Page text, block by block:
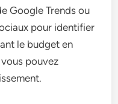
Google Trends ou
pour identifier
le budget en
pouvez